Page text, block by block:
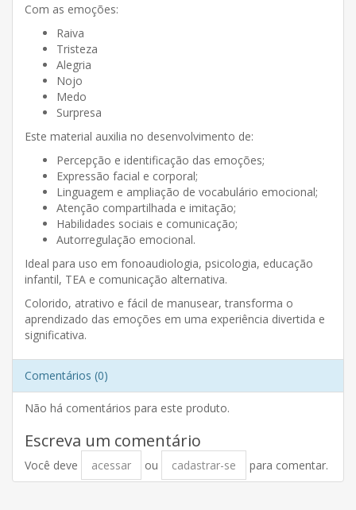
Com as emoções:
Raiva
Tristeza
Alegria
Nojo
Medo
Surpresa
Este material auxilia no desenvolvimento de:
Percepção e identificação das emoções;
Expressão facial e corporal;
Linguagem e ampliação de vocabulário emocional;
Atenção compartilhada e imitação;
Habilidades sociais e comunicação;
Autorregulação emocional.
Ideal para uso em fonoaudiologia, psicologia, educação
infantil, TEA e comunicação alternativa.
Colorido, atrativo e fácil de manusear, transforma o
aprendizado das emoções em uma experiência divertida e
significativa.
Comentários (0)
Não há comentários para este produto.
Escreva um comentário
Você deve acessar ou cadastrar-se para comentar.